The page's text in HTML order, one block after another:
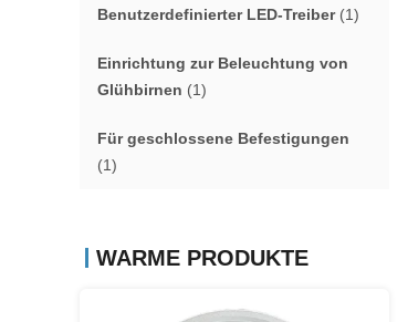
Benutzerdefinierter LED-Treiber(1)
Einrichtung zur Beleuchtung von
Glühbirnen (1)
Für geschlossene Befestigungen
(1)
WARME PRODUKTE